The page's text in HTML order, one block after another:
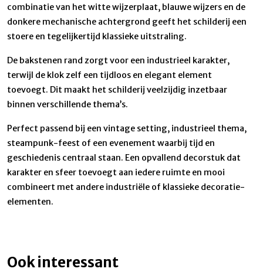
combinatie van het witte wijzerplaat, blauwe wijzers en de
donkere mechanische achtergrond geeft het schilderij een
stoere en tegelijkertijd klassieke uitstraling.
De bakstenen rand zorgt voor een industrieel karakter,
terwijl de klok zelf een tijdloos en elegant element
toevoegt. Dit maakt het schilderij veelzijdig inzetbaar
binnen verschillende thema’s.
Perfect passend bij een vintage setting, industrieel thema,
steampunk-feest of een evenement waarbij tijd en
geschiedenis centraal staan. Een opvallend decorstuk dat
karakter en sfeer toevoegt aan iedere ruimte en mooi
combineert met andere industriële of klassieke decoratie-
elementen.
Ook interessant